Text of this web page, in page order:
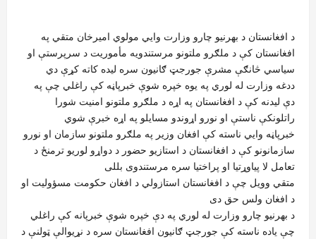
د افغانستان د بهرنیو چارو وزارت وایي مولوي امیرخان متقي په
افغانستان کې د ملګرو ملتونو مرستندویه مأموریت د سرپرستې او
سیاسي څانګې مشرې جورجټ ګانیون سره لیده کاته کړې دي
ددغه وزارت له لوري په یوه خپره شوې خبرپاڼه کې راغلي چې په
دې لیدنه کې د افغانستان په اړه د ملګرو ملتونو امنيت شورا
راتلونکې ناستې او نورو اړوندو مسایلو په اړه خبرې شوي
خبرپاڼه وایي ناسته کې افغان وزیر په ملګرو ملتونو سازمان او نورو
سازمانونو کې د افغانستان د استازيو حضور د دواړو لوريو ترمنځ د
تعامل لا پياوړتيا او پراختيا سره مرستندوی بللی
متقي وویل چې د افغانستان استازولي د افغان حکومت مسؤوليت او
د افغان ولس حق دی
د بهرنیو چارو وزارت له لوري په دې خپره شوې خبرپانه کې راغلي
چې یاده ناسته کې جورجټ ګانیون افغانستان سره د نړیوالې ټولنې د